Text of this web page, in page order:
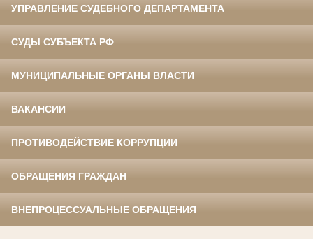
УПРАВЛЕНИЕ СУДЕБНОГО ДЕПАРТАМЕНТА
СУДЫ СУБЪЕКТА РФ
МУНИЦИПАЛЬНЫЕ ОРГАНЫ ВЛАСТИ
ВАКАНСИИ
ПРОТИВОДЕЙСТВИЕ КОРРУПЦИИ
ОБРАЩЕНИЯ ГРАЖДАН
ВНЕПРОЦЕССУАЛЬНЫЕ ОБРАЩЕНИЯ